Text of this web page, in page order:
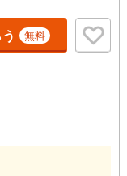
無料